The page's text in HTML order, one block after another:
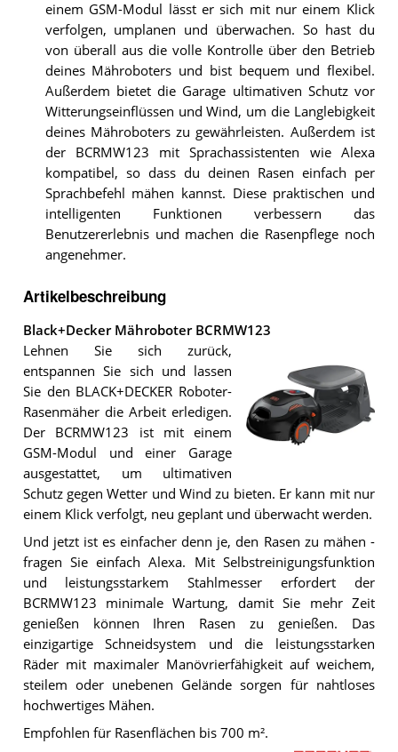
einem GSM-Modul lässt er sich mit nur einem Klick
verfolgen, umplanen und überwachen. So hast du
von überall aus die volle Kontrolle über den Betrieb
deines Mähroboters und bist bequem und flexibel.
Außerdem bietet die Garage ultimativen Schutz vor
Witterungseinflüssen und Wind, um die Langlebigkeit
deines Mähroboters zu gewährleisten. Außerdem ist
der BCRMW123 mit Sprachassistenten wie Alexa
kompatibel, so dass du deinen Rasen einfach per
Sprachbefehl mähen kannst. Diese praktischen und
intelligenten Funktionen verbessern das
Benutzererlebnis und machen die Rasenpflege noch
angenehmer.
Artikelbeschreibung
Black+Decker Mähroboter BCRMW123
Black+Decker
Mähroboter
Lehnen Sie sich zurück,
entspannen Sie sich und lassen
Sie den BLACK+DECKER Roboter-
Rasenmäher die Arbeit erledigen.
Der BCRMW123 ist mit einem
GSM-Modul und einer Garage
ausgestattet, um ultimativen
Schutz gegen Wetter und Wind zu bieten. Er kann mit nur
einem Klick verfolgt, neu geplant und überwacht werden.
Und jetzt ist es einfacher denn je, den Rasen zu mähen -
fragen Sie einfach Alexa. Mit Selbstreinigungsfunktion
und leistungsstarkem Stahlmesser erfordert der
BCRMW123 minimale Wartung, damit Sie mehr Zeit
genießen können Ihren Rasen zu genießen. Das
einzigartige Schneidsystem und die leistungsstarken
Räder mit maximaler Manövrierfähigkeit auf weichem,
steilem oder unebenen Gelände sorgen für nahtloses
hochwertiges Mähen.
Empfohlen für Rasenflächen bis 700 m².